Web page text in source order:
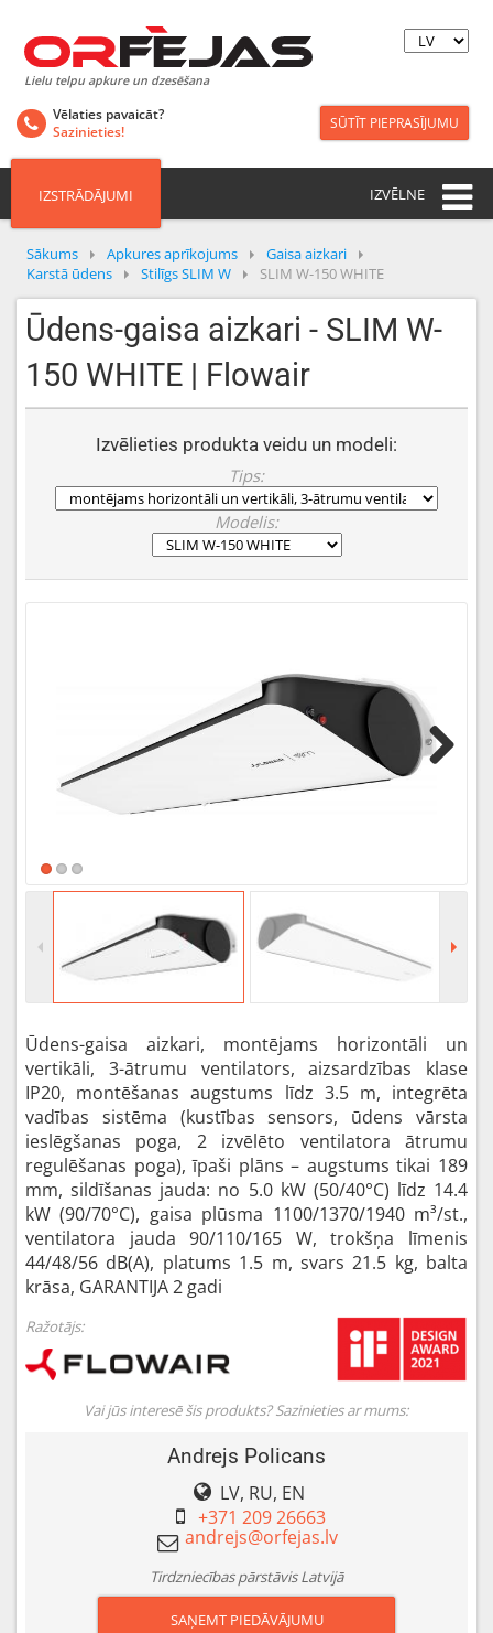
Lielu telpu apkure un dzesēšana
Vēlaties pavaicāt?
Sazinieties!
SŪTĪT PIEPRASĪJUMU
IZSTRĀDĀJUMI IZVĒLNE
Sākums Apkures aprīkojums
Gaisa aizkari
Karstā ūdens
Stilīgs SLIM W SLIM W-150 WHITE
Ūdens-gaisa aizkari - SLIM W-
150 WHITE | Flowair
Izvēlieties produkta veidu un modeli:
Tips:
Modelis:
Ūdens-gaisa aizkari, montējams horizontāli un
vertikāli, 3-ātrumu ventilators, aizsardzības klase
IP20, montēšanas augstums līdz 3.5 m, integrēta
vadības sistēma (kustības sensors, ūdens vārsta
ieslēgšanas poga, 2 izvēlēto ventilatora ātrumu
regulēšanas poga), īpaši plāns – augstums tikai 189
mm, sildīšanas jauda: no 5.0 kW (50/40°C) līdz 14.4
kW (90/70°C), gaisa plūsma 1100/1370/1940 m³/st.,
ventilatora jauda 90/110/165 W, trokšņa līmenis
44/48/56 dB(A), platums 1.5 m, svars 21.5 kg, balta
krāsa, GARANTIJA 2 gadi
Ražotājs:
Vai jūs interesē šis produkts? Sazinieties ar mums:
Andrejs Policans
LV, RU, EN
+371 209 26663
Tirdzniecības pārstāvis Latvijā
SAŅEMT PIEDĀVĀJUMU